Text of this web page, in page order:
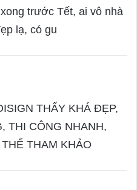
trước Tết, ai vô nhà
lạ, có gu
THẤY KHÁ ĐẸP,
THI CÔNG NHANH,
THAM KHẢO